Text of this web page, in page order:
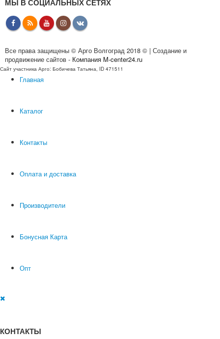
МЫ В СОЦИАЛЬНЫХ СЕТЯХ
Все права защищены © Арго Волгоград 2018 © | Создание и
продвижение сайтов - Компания M-center24.ru
Сайт участника Арго: Бобичева Татьяна, ID 471511
Главная
Каталог
Контакты
Оплата и доставка
Производители
Бонусная Карта
Опт
КОНТАКТЫ